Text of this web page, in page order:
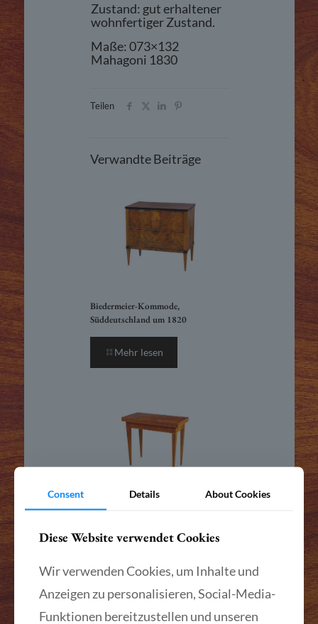
Zustand: gut erhaltener
wohnfertiger Zustand.
Maße: 073×132
Mahagoni 1830
Teilen
Verwandte Beiträge
Biedermeier-Kommode,
Süddeutschland um 1820
Mehr lesen
Vielseitiger Biedermeier-Tisch,
Consent Details About Cookies
Diese Website verwendet Cookies
Wir verwenden Cookies, um Inhalte und
Anzeigen zu personalisieren, Social-Media-
Funktionen bereitzustellen und unseren